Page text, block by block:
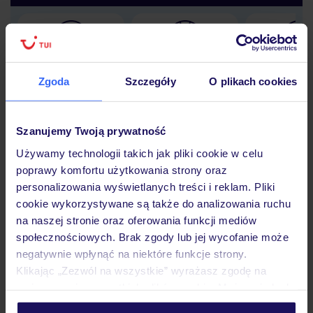
Zgoda Szczegóły O plikach cookies
Szanujemy Twoją prywatność
Używamy technologii takich jak pliki cookie w celu
poprawy komfortu użytkowania strony oraz
personalizowania wyświetlanych treści i reklam. Pliki
cookie wykorzystywane są także do analizowania ruchu
na naszej stronie oraz oferowania funkcji mediów
społecznościowych. Brak zgody lub jej wycofanie może
negatywnie wpłynąć na niektóre funkcje strony.
Klikając „Zezwól na wszystkie” wyrażasz zgodę na
personalizować swój wybór wchodząc w zakładkę
Lider niskich cen
Największe biuro
30 lat w
Hotel
Pokoje
Wyżywienie